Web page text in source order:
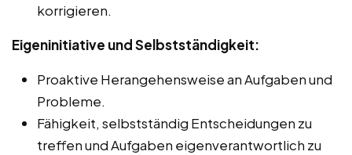
korrigieren.
Eigeninitiative und Selbstständigkeit:
Proaktive Herangehensweise an Aufgaben und
Probleme.
Fähigkeit, selbstständig Entscheidungen zu
treffen und Aufgaben eigenverantwortlich zu